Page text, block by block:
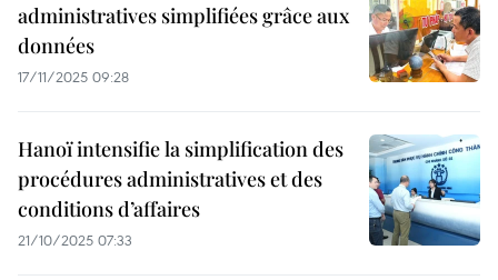
administratives simplifiées grâce aux
données
17/11/2025 09:28
Hanoï intensifie la simplification des
procédures administratives et des
conditions d’affaires
21/10/2025 07:33